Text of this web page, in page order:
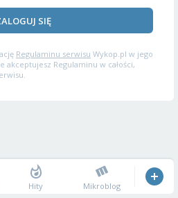
SIĘ
Regulaminu serwisu Wykop.pl w jego
akceptujesz Regulaminu w całości,
Hity Mikroblog